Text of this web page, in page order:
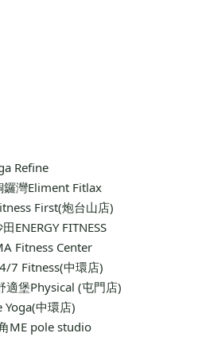
Refine
鑼灣Eliment Fitlax
First(炮台山店)
ENERGY FITNESS
Fitness Center
7 Fitness(中環店)
適堡Physical (屯門店)
Yoga(中環店)
ME pole studio